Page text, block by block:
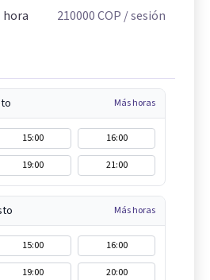
hora
210000COP / sesión
Más horas
15:00
16:00
19:00 21:00
Más horas
15:00
16:00
19:00 20:00